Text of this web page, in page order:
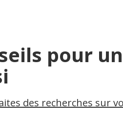
pour
des recherches sur